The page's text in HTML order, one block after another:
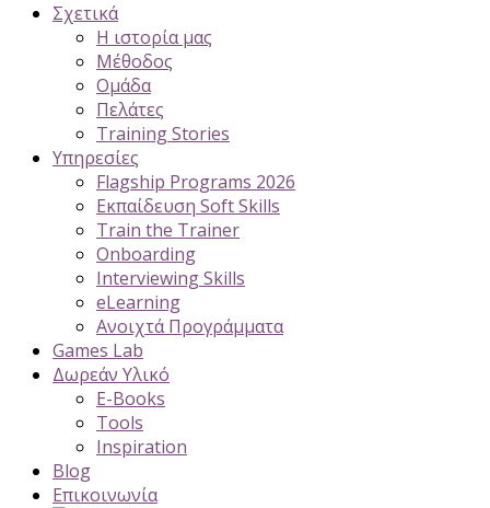
Σχετικά
H ιστορία μας
Μέθοδος
Ομάδα
Πελάτες
Training Stories
Υπηρεσίες
Flagship Programs 2026
Εκπαίδευση Soft Skills
Train the Trainer
Onboarding
Interviewing Skills
eLearning
Ανοιχτά Προγράμματα
Games Lab
Δωρεάν Υλικό
E-Books
Tools
Inspiration
Blog
Επικοινωνία